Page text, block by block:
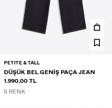
PETITE & TALL
DÜŞÜK BEL GENIŞ PAÇA JEAN
1.990,00 TL
5 RENK